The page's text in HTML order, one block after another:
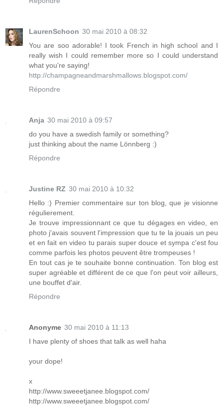
LaurenSchoon 30 mai 2010 à 08:32
You are soo adorable! I took French in high school and I
really wish I could remember more so I could understand
what you're saying!
http://champagneandmarshmallows.blogspot.com/
Répondre
Anja 30 mai 2010 à 09:57
do you have a swedish family or something?
just thinking about the name Lönnberg :)
Répondre
Justine RZ 30 mai 2010 à 10:32
Hello :) Premier commentaire sur ton blog, que je visionne
régulierement.
Je trouve impressionnant ce que tu dégages en video, en
photo j'avais souvent l'impression que tu te la jouais un peu
et en fait en video tu parais super douce et sympa c'est fou
comme parfois les photos peuvent être trompeuses !
En tout cas je te souhaite bonne continuation. Ton blog est
super agréable et différent de ce que l'on peut voir ailleurs,
une bouffet d'air.
Répondre
Anonyme 30 mai 2010 à 11:13
I have plenty of shoes that talk as well haha
your dope!
x
http://www.sweeetjanee.blogspot.com/
http://www.sweeetjanee.blogspot.com/